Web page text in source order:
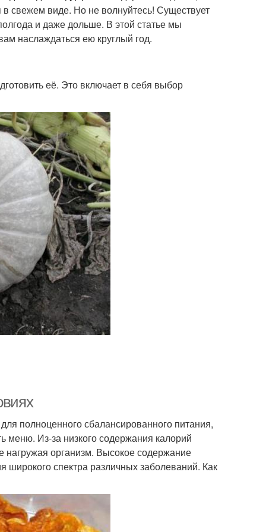
свежем виде. Но не волнуйтесь! Существует
и даже дольше. В этой статье мы
наслаждаться ею круглый год.
её. Это включает в себя выбор
полноценного сбалансированного питания,
меню. Из-за низкого содержания калорий
нагружая организм. Высокое содержание
спектра различных заболеваний. Как